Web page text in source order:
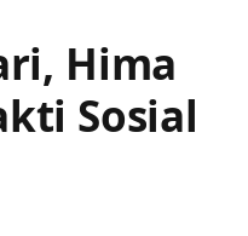
Hima
Sosial